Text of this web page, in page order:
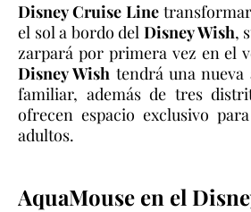
Disney Cruise Line
el sol a bordo del Disney Wish,
zarpará por primera vez en el
Disney Wish tendrá una
familiar, además de tres
ofrecen espacio exclusivo
adultos.
AquaMouse en el